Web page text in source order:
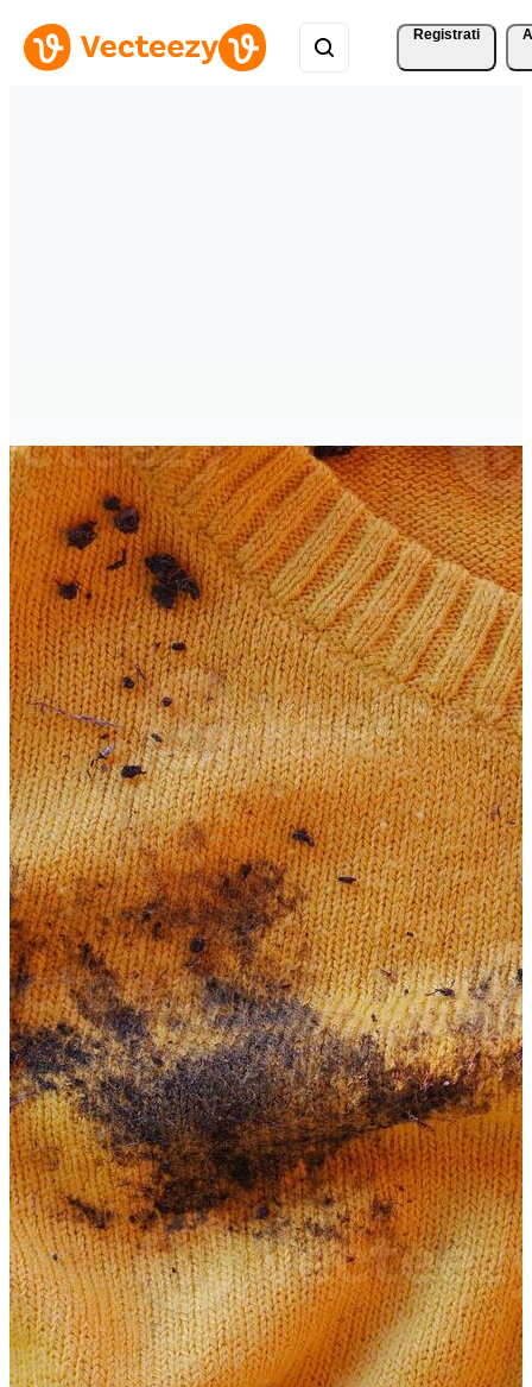
Registrati